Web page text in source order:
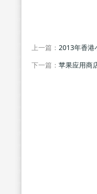
上一篇： 2013年香港
下一篇： 苹果应用商